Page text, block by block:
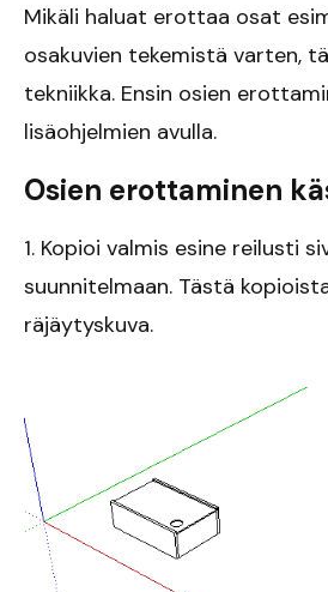
Mikäli haluat erottaa osat
osakuvien tekemistä varten,
tekniikka. Ensin osien
lisäohjelmien avulla.
Osien erottaminen
1. Kopioi valmis esine reilusti
suunnitelmaan. Tästä
räjäytyskuva.